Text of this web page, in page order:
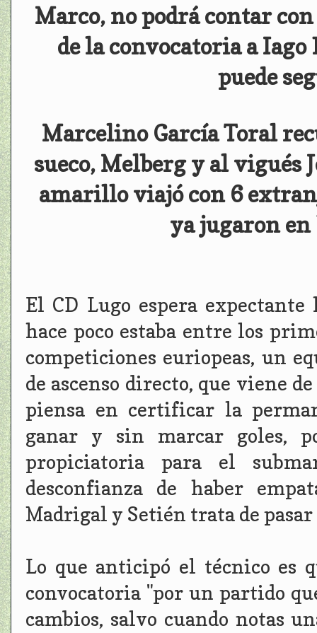
Marco, no podrá contar
de la convocatoria a Iago
puede
Marcelino García Toral
sueco, Melberg y al vigués
amarillo viajó con 6
ya jugaron
El CD Lugo espera
hace poco estaba entre los
competiciones euriopeas, un
de ascenso directo, que viene
piensa en certificar la
ganar y sin marcar goles,
propiciatoria para el
desconfianza de haber
Madrigal y Setién trata de
Lo que anticipó el técnico es
convocatoria "por un partido
cambios, salvo cuando notas